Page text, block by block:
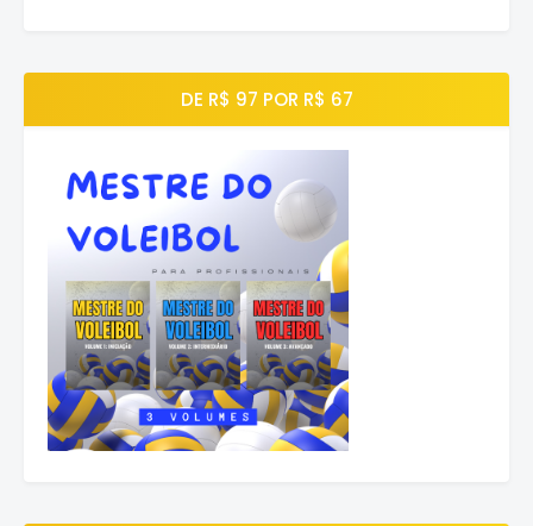
DE R$ 97 POR R$ 67